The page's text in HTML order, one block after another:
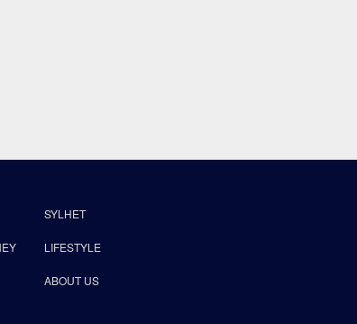
SYLHET
LIFESTYLE
ABOUT US